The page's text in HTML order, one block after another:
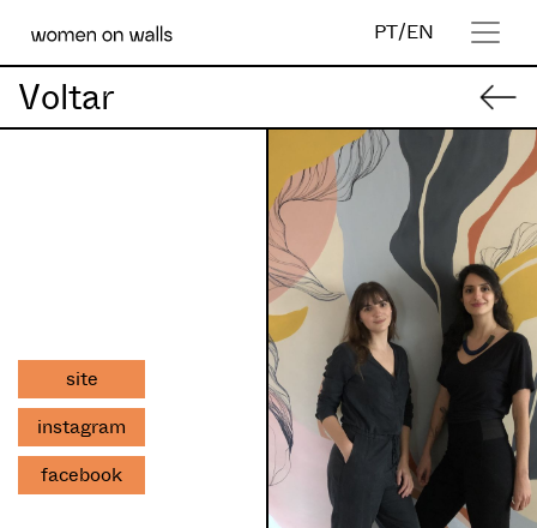
PT/EN
Voltar
site
instagram
facebook